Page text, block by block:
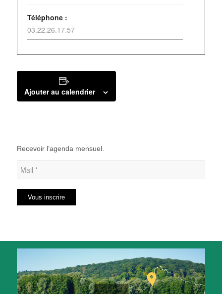
Téléphone :
03.22.26.17.57
Ajouter au calendrier
Recevoir l’agenda mensuel.